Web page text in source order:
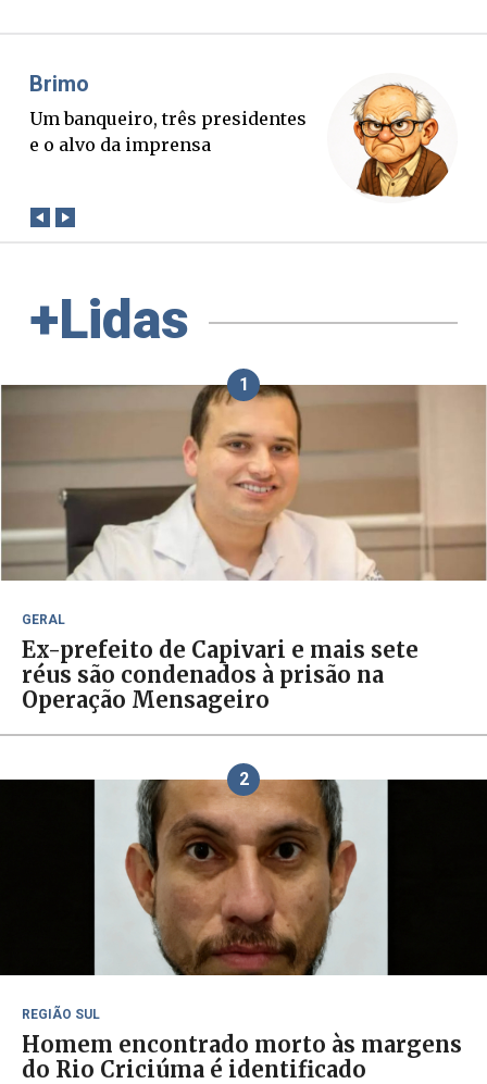
Misael Elias
O Boato corre mais rápido que a
verdade. Mas quem paga a
+Lidas
1
GERAL
Ex-prefeito de Capivari e mais sete
réus são condenados à prisão na
Operação Mensageiro
2
REGIÃO SUL
Homem encontrado morto às margens
do Rio Criciúma é identificado